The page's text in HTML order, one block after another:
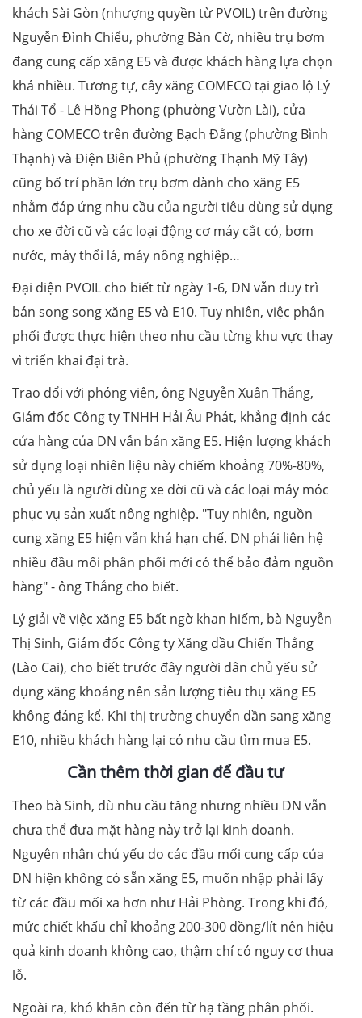
khách Sài Gòn (nhượng quyền từ PVOIL) trên đường
Nguyễn Đình Chiểu, phường Bàn Cờ, nhiều trụ bơm
đang cung cấp xăng E5 và được khách hàng lựa chọn
khá nhiều. Tương tự, cây xăng COMECO tại giao lộ Lý
Thái Tổ - Lê Hồng Phong (phường Vườn Lài), cửa
hàng COMECO trên đường Bạch Đằng (phường Bình
Thạnh) và Điện Biên Phủ (phường Thạnh Mỹ Tây)
cũng bố trí phần lớn trụ bơm dành cho xăng E5
nhằm đáp ứng nhu cầu của người tiêu dùng sử dụng
cho xe đời cũ và các loại động cơ máy cắt cỏ, bơm
nước, máy thổi lá, máy nông nghiệp…
Đại diện PVOIL cho biết từ ngày 1-6, DN vẫn duy trì
bán song song xăng E5 và E10. Tuy nhiên, việc phân
phối được thực hiện theo nhu cầu từng khu vực thay
vì triển khai đại trà.
Trao đổi với phóng viên, ông Nguyễn Xuân Thắng,
Giám đốc Công ty TNHH Hải Âu Phát, khẳng định các
cửa hàng của DN vẫn bán xăng E5. Hiện lượng khách
sử dụng loại nhiên liệu này chiếm khoảng 70%-80%,
chủ yếu là người dùng xe đời cũ và các loại máy móc
phục vụ sản xuất nông nghiệp. "Tuy nhiên, nguồn
cung xăng E5 hiện vẫn khá hạn chế. DN phải liên hệ
nhiều đầu mối phân phối mới có thể bảo đảm nguồn
hàng" - ông Thắng cho biết.
Lý giải về việc xăng E5 bất ngờ khan hiếm, bà Nguyễn
Thị Sinh, Giám đốc Công ty Xăng dầu Chiến Thắng
(Lào Cai), cho biết trước đây người dân chủ yếu sử
dụng xăng khoáng nên sản lượng tiêu thụ xăng E5
không đáng kể. Khi thị trường chuyển dần sang xăng
E10, nhiều khách hàng lại có nhu cầu tìm mua E5.
Cần thêm thời gian để đầu tư
Theo bà Sinh, dù nhu cầu tăng nhưng nhiều DN vẫn
chưa thể đưa mặt hàng này trở lại kinh doanh.
Nguyên nhân chủ yếu do các đầu mối cung cấp của
DN hiện không có sẵn xăng E5, muốn nhập phải lấy
từ các đầu mối xa hơn như Hải Phòng. Trong khi đó,
mức chiết khấu chỉ khoảng 200-300 đồng/lít nên hiệu
quả kinh doanh không cao, thậm chí có nguy cơ thua
lỗ.
Ngoài ra, khó khăn còn đến từ hạ tầng phân phối.